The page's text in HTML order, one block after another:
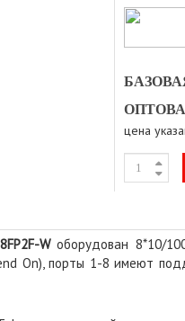
цена
Wоборудован 8*10/
On), порты 1-8 имеют